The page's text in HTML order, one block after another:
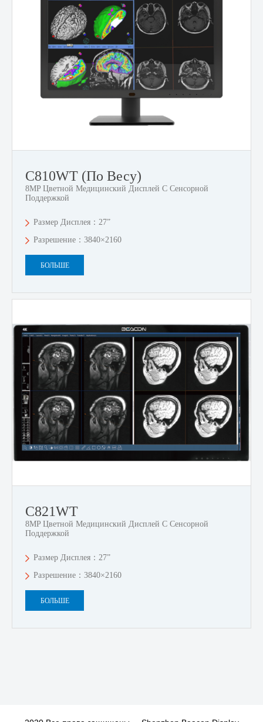
C810WT (по Весу)
8MP Цветной Медицинский Дисплей С Сенсорной
Поддержкой
Размер Дисплея：27”
Разрешение：3840×2160
БОЛЬШЕ
C821WT
8MP Цветной Медицинский Дисплей С Сенсорной
Поддержкой
Размер Дисплея：27”
Разрешение：3840×2160
БОЛЬШЕ